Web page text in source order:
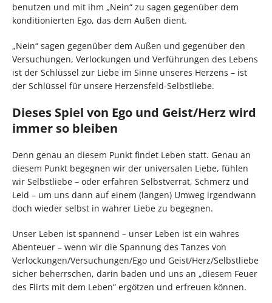
benutzen und mit ihm „Nein“ zu sagen gegenüber dem
konditionierten Ego, das dem Außen dient.
„Nein“ sagen gegenüber dem Außen und gegenüber den
Versuchungen, Verlockungen und Verführungen des Lebens
ist der Schlüssel zur Liebe im Sinne unseres Herzens – ist
der Schlüssel für unsere Herzensfeld-Selbstliebe.
Dieses Spiel von Ego und Geist/Herz wird
immer so bleiben
Denn genau an diesem Punkt findet Leben statt. Genau an
diesem Punkt begegnen wir der universalen Liebe, fühlen
wir Selbstliebe – oder erfahren Selbstverrat, Schmerz und
Leid – um uns dann auf einem (langen) Umweg irgendwann
doch wieder selbst in wahrer Liebe zu begegnen.
Unser Leben ist spannend – unser Leben ist ein wahres
Abenteuer – wenn wir die Spannung des Tanzes von
Verlockungen/Versuchungen/Ego und Geist/Herz/Selbstliebe
sicher beherrschen, darin baden und uns an „diesem Feuer
des Flirts mit dem Leben“ ergötzen und erfreuen können.